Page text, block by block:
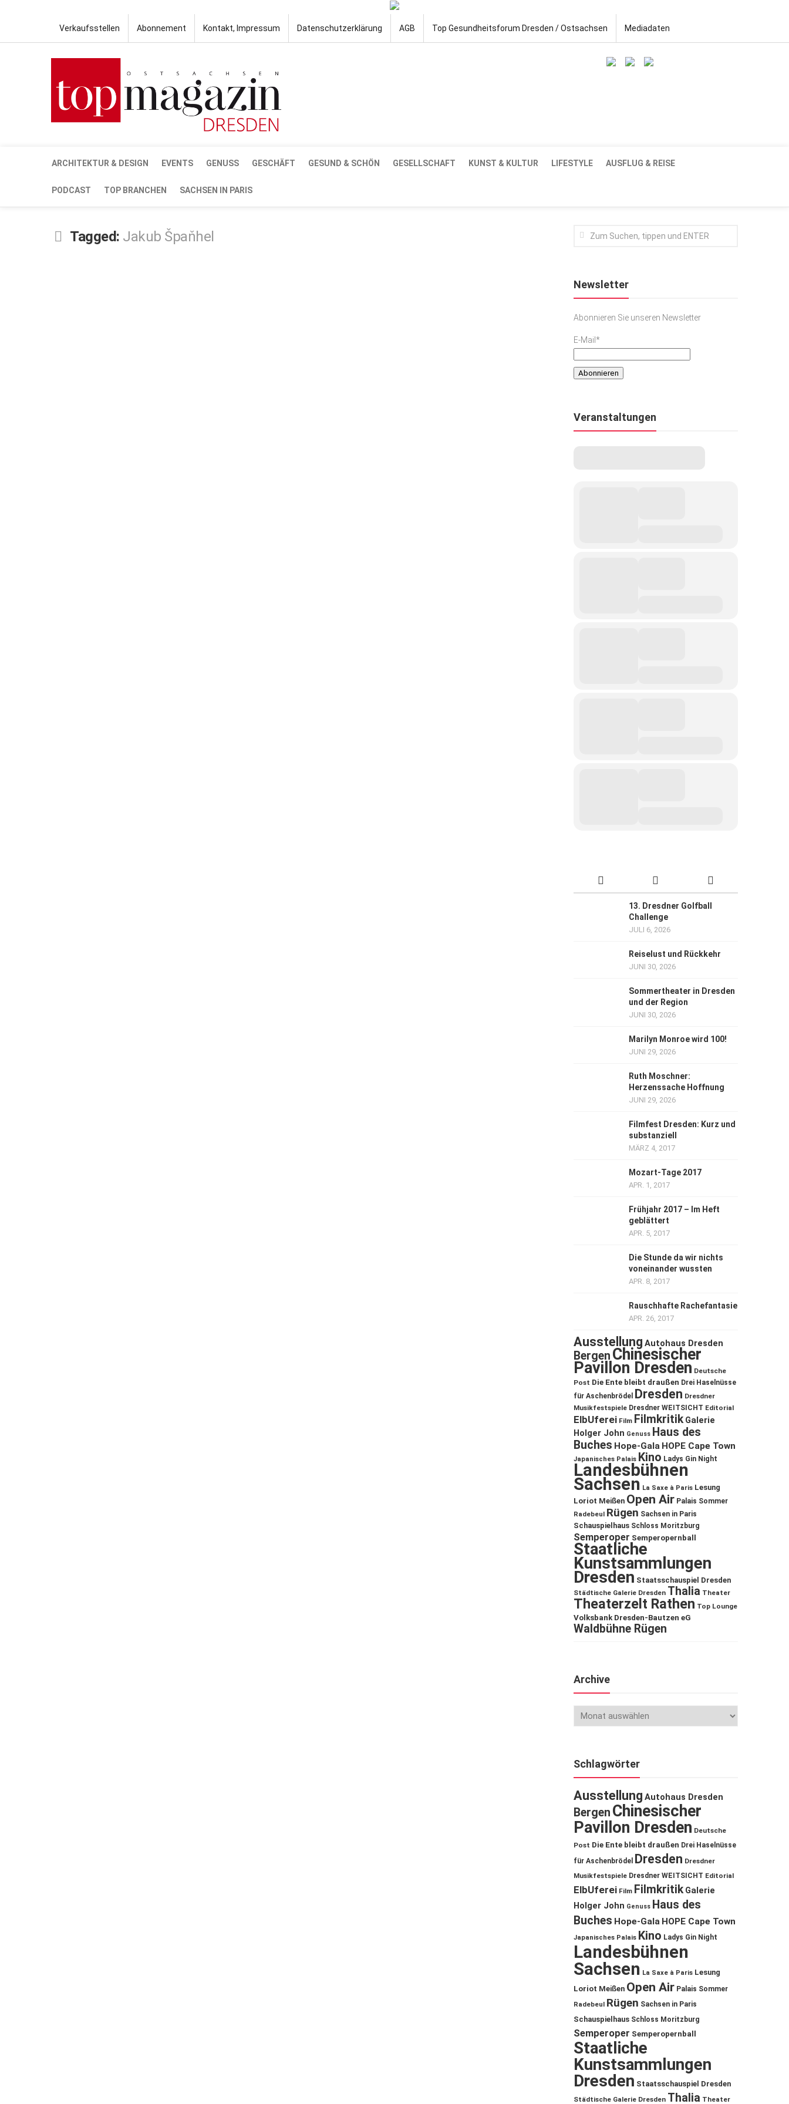
Verkaufsstellen Abonnement Kontakt, Impressum Datenschutzerklärung AGB Top Gesundheitsforum Dresden / Ostsachsen Mediadaten
ARCHITEKTUR & DESIGN EVENTS GENUSS GESCHÄFT GESUND & SCHÖN GESELLSCHAFT KUNST & KULTUR LIFESTYLE AUSFLUG & REISE
PODCAST TOP BRANCHEN SACHSEN IN PARIS
Tagged: Jakub Špaňhel
Newsletter
Abonnieren Sie unseren Newsletter
E-Mail*
Veranstaltungen
13. Dresdner Golfball
Challenge
JULI 6, 2026
Reiselust und Rückkehr
JUNI 30, 2026
Sommertheater in Dresden
und der Region
JUNI 30, 2026
Marilyn Monroe wird 100!
JUNI 29, 2026
Ruth Moschner:
Herzenssache Hoffnung
JUNI 29, 2026
Filmfest Dresden: Kurz und
substanziell
MÄRZ 4, 2017
Mozart-Tage 2017
APR. 1, 2017
Frühjahr 2017 – Im Heft
geblättert
APR. 5, 2017
Die Stunde da wir nichts
voneinander wussten
APR. 8, 2017
Rauschhafte Rachefantasie
APR. 26, 2017
Ausstellung Autohaus Dresden
Bergen Chinesischer
Pavillon Dresden Deutsche
Post Die Ente bleibt draußen Drei Haselnüsse
für Aschenbrödel
Dresden Dresdner
Musikfestspiele Dresdner WEITSICHT Editorial
ElbUferei Film Filmkritik Galerie
Holger John Genuss Haus des
Buches Hope-Gala HOPE Cape Town
Japanisches Palais Kino Ladys Gin Night
Landesbühnen
Sachsen La Saxe à Paris Lesung
Loriot Meißen Open Air Palais Sommer
Radebeul Rügen Sachsen in Paris
Schauspielhaus Schloss Moritzburg
Semperoper Semperopernball
Staatliche
Kunstsammlungen
Dresden Staatsschauspiel Dresden
Städtische Galerie Dresden Thalia Theater
Theaterzelt Rathen Top Lounge
Volksbank Dresden-Bautzen eG
Waldbühne Rügen
Archive
Schlagwörter
Ausstellung Autohaus Dresden
Bergen Chinesischer
Pavillon Dresden Deutsche
Post Die Ente bleibt draußen Drei Haselnüsse
für Aschenbrödel
Dresden Dresdner
Musikfestspiele Dresdner WEITSICHT Editorial
ElbUferei Film Filmkritik Galerie
Holger John Genuss Haus des
Buches Hope-Gala HOPE Cape Town
Japanisches Palais Kino Ladys Gin Night
Landesbühnen
Sachsen La Saxe à Paris Lesung
Loriot Meißen Open Air Palais Sommer
Radebeul Rügen Sachsen in Paris
Schauspielhaus Schloss Moritzburg
Semperoper Semperopernball
Staatliche
Kunstsammlungen
Dresden Staatsschauspiel Dresden
Städtische Galerie Dresden Thalia Theater